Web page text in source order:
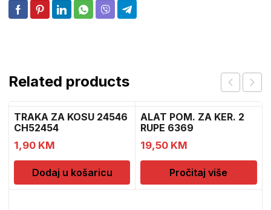
Related products
TRAKA ZA KOSU 24546
CH52454
1,90 KM
Dodaj u košaricu
ALAT POM. ZA KER. 2
RUPE 6369
19,50 KM
Pročitaj više